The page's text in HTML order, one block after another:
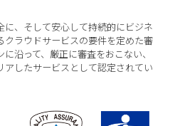
に、そして安心して持続的にビジネ
クラウドサービスの要件を定めた審
沿って、厳正に審査をおこない、
アしたサービスとして認定されてい